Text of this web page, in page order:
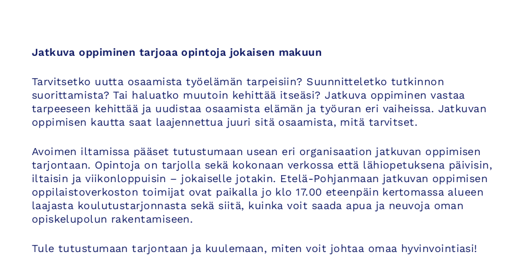
Jatkuva oppiminen tarjoaa opintoja jokaisen makuun
Tarvitsetko uutta osaamista työelämän tarpeisiin? Suunnitteletko tutkinnon
suorittamista? Tai haluatko muutoin kehittää itseäsi? Jatkuva oppiminen vastaa
tarpeeseen kehittää ja uudistaa osaamista elämän ja työuran eri vaiheissa. Jatkuvan
oppimisen kautta saat laajennettua juuri sitä osaamista, mitä tarvitset.
Avoimen iltamissa pääset tutustumaan usean eri organisaation jatkuvan oppimisen
tarjontaan. Opintoja on tarjolla sekä kokonaan verkossa että lähiopetuksena päivisin,
iltaisin ja viikonloppuisin – jokaiselle jotakin. Etelä-Pohjanmaan jatkuvan oppimisen
oppilaistoverkoston toimijat ovat paikalla jo klo 17.00 eteenpäin kertomassa alueen
laajasta koulutustarjonnasta sekä siitä, kuinka voit saada apua ja neuvoja oman
opiskelupolun rakentamiseen.
Tule tutustumaan tarjontaan ja kuulemaan, miten voit johtaa omaa hyvinvointiasi!